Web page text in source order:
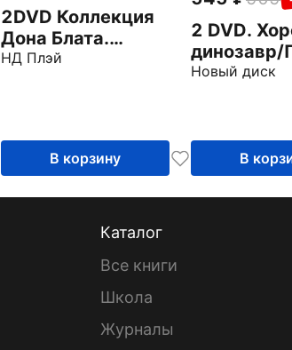
2DVD Коллекция
Дона Блата.
Анастаcия. Все псы
НД Плэй
В корзину
2 DVD.
динозавр/
с
Новый диск
В
Каталог
Все книги
Школа
Журналы